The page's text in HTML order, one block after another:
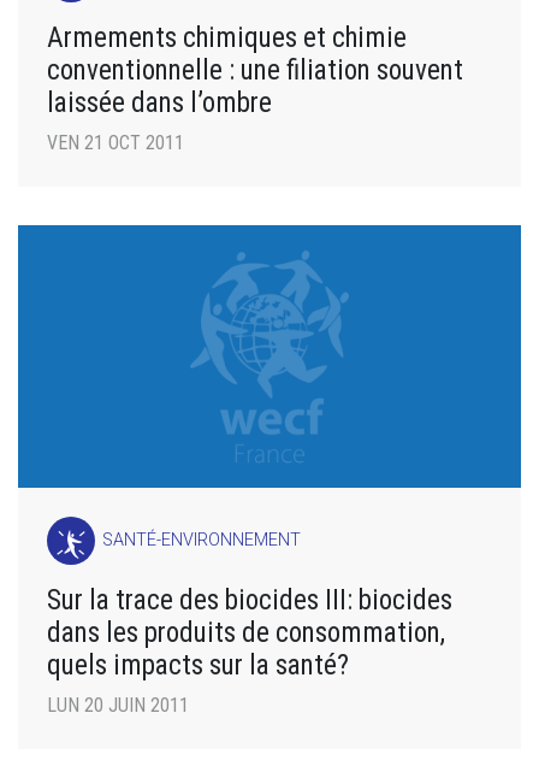
Armements chimiques et chimie
conventionnelle : une filiation souvent
laissée dans l’ombre
VEN 21 OCT 2011
SANTÉ-ENVIRONNEMENT
Sur la trace des biocides III: biocides
dans les produits de consommation,
quels impacts sur la santé?
LUN 20 JUIN 2011